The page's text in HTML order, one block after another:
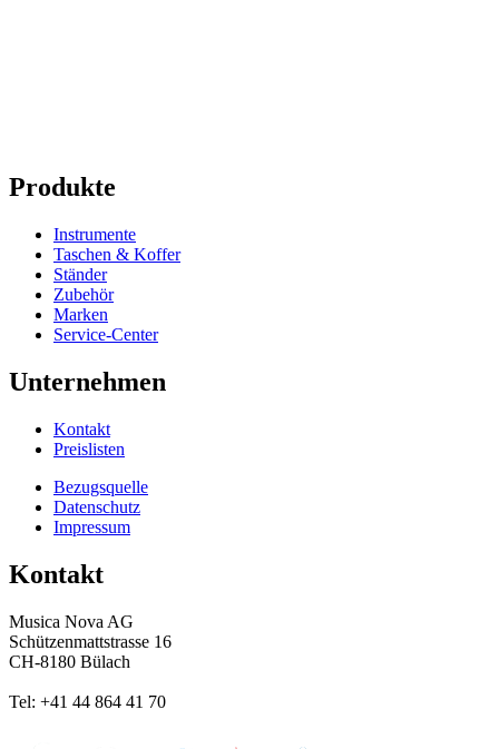
Produkte
Instrumente
Taschen & Koffer
Ständer
Zubehör
Marken
Service-Center
Unternehmen
Kontakt
Preislisten
Bezugsquelle
Datenschutz
Impressum
Kontakt
Musica Nova AG
Schützenmattstrasse 16
CH-8180 Bülach
Tel: +41 44 864 41 70